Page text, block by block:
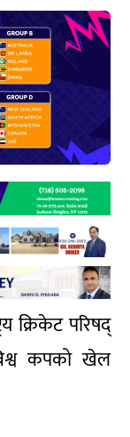
क्रिकेट परिषद्
कपको खेल